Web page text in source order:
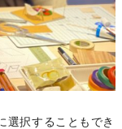
選択することもでき